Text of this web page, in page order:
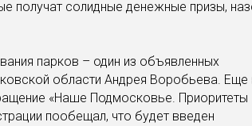
получат солидные денежные призы,
парков – один из объявленных
области Андрея Воробьева. Еще
«Наше Подмосковье. Приоритеты
пообещал, что будет введен